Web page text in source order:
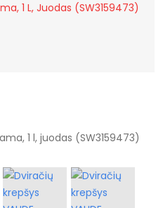
1 L, Juodas (SW3159473)